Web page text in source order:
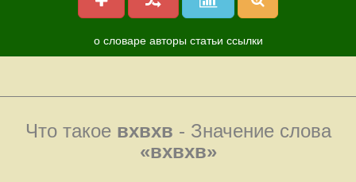
о словаре авторы статьи ссылки
Что такое вхвхв - Значение слова
«вхвхв»